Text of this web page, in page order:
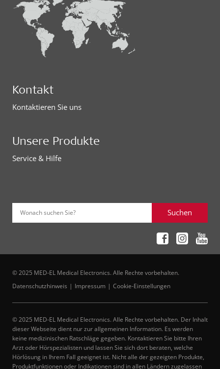
Kontakt
Kontaktieren Sie uns
Unsere Produkte
Service & Hilfe
Wonach suchen Sie? Suchen
© 2025 MED-EL Medical Electronics. Alle Rechte vorbehalten.
Datenschutzhinweis
Impressum Cookie-Einstellungen
© 2025 MED-EL Medical Electronics. Alle Rechte vorbehalten. Der Inhalt
dieser Webseite dient nur zur allgemeinen Information. Es werden
keine medizinischen Ratschläge gegeben. Kontaktieren Sie bitte Ihren
Arzt oder Hörspezialisten und lassen Sie sich dort beraten, welche
Hörlösung in Ihrem Fall geeignet ist. Nicht alle der gezeigten Produkte,
Produktfunktionen oder Indikationen sind in allen Ländern zugelassen